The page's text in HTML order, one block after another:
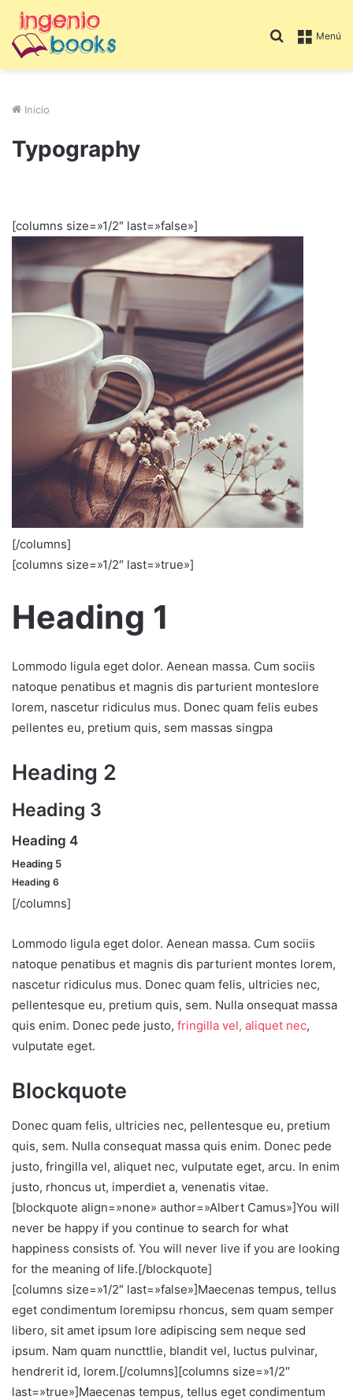
Menú
Buscar
Inicio
Typography
[columns size=»1/2″ last=»false»]
[/columns]
[columns size=»1/2″ last=»true»]
Heading 1
Lommodo ligula eget dolor. Aenean massa. Cum sociis
natoque penatibus et magnis dis parturient monteslore
lorem, nascetur ridiculus mus. Donec quam felis eubes
pellentes eu, pretium quis, sem massas singpa
Heading 2
Heading 3
Heading 4
Heading 5
Heading 6
[/columns]
Lommodo ligula eget dolor. Aenean massa. Cum sociis
natoque penatibus et magnis dis parturient montes lorem,
nascetur ridiculus mus. Donec quam felis, ultricies nec,
pellentesque eu, pretium quis, sem. Nulla onsequat massa
quis enim. Donec pede justo, fringilla vel, aliquet nec,
vulputate eget.
Blockquote
Donec quam felis, ultricies nec, pellentesque eu, pretium
quis, sem. Nulla consequat massa quis enim. Donec pede
justo, fringilla vel, aliquet nec, vulputate eget, arcu. In enim
justo, rhoncus ut, imperdiet a, venenatis vitae.
[blockquote align=»none» author=»Albert Camus»]You will
never be happy if you continue to search for what
happiness consists of. You will never live if you are looking
for the meaning of life.[/blockquote]
[columns size=»1/2″ last=»false»]Maecenas tempus, tellus
eget condimentum loremipsu rhoncus, sem quam semper
libero, sit amet ipsum lore adipiscing sem neque sed
ipsum. Nam quam nuncttlie, blandit vel, luctus pulvinar,
hendrerit id, lorem.[/columns][columns size=»1/2″
last=»true»]Maecenas tempus, tellus eget condimentum